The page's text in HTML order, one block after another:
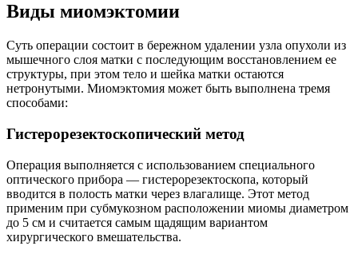
Виды миомэктомии
Суть операции состоит в бережном удалении узла опухоли из
мышечного слоя матки с последующим восстановлением ее
структуры, при этом тело и шейка матки остаются
нетронутыми. Миомэктомия может быть выполнена тремя
способами:
Гистерорезектоскопический метод
Операция выполняется с использованием специального
оптического прибора — гистерорезектоскопа, который
вводится в полость матки через влагалище. Этот метод
применим при субмукозном расположении миомы диаметром
до 5 см и считается самым щадящим вариантом
хирургического вмешательства.